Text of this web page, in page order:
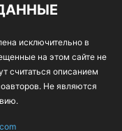
исключительно в
на этом сайте не
считаться описанием
Не являются